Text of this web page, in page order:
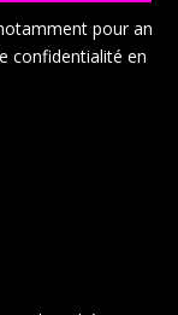
pour
confidentialité en